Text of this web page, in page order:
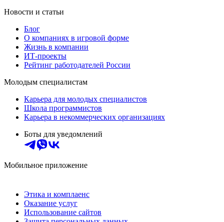
Новости и статьи
Блог
О компаниях в игровой форме
Жизнь в компании
ИТ-проекты
Рейтинг работодателей России
Молодым специалистам
Карьера для молодых специалистов
Школа программистов
Карьера в некоммерческих организациях
Боты для уведомлений
Мобильное приложение
Этика и комплаенс
Оказание услуг
Использование сайтов